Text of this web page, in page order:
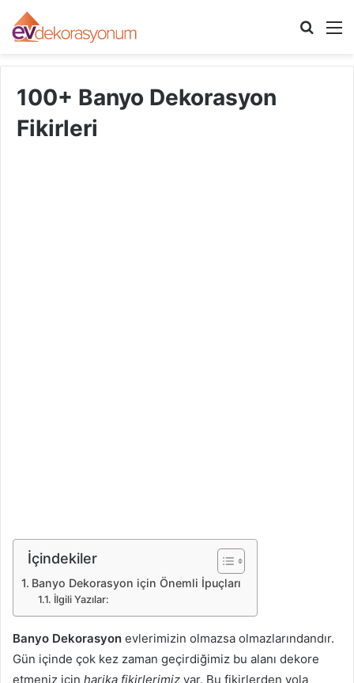
Arama
100+ Banyo Dekorasyon
Fikirleri
İçindekiler
Banyo Dekorasyon için Önemli İpuçları
İlgili Yazılar:
Banyo Dekorasyon evlerimizin olmazsa olmazlarındandır.
Gün içinde çok kez zaman geçirdiğimiz bu alanı dekore
etmeniz için harika fikirlerimiz var. Bu fikirlerden yola